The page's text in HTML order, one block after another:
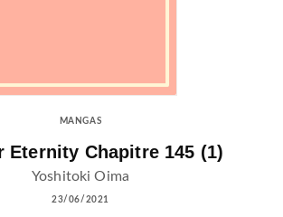
MANGAS
Eternity Chapitre 145 (1)
Yoshitoki Oima
23/06/2021